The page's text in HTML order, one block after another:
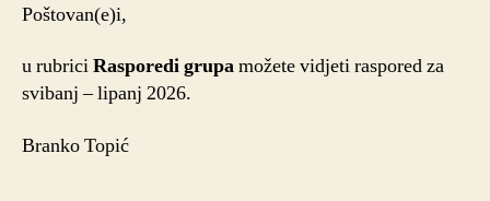
Poštovan(e)i,
u rubriciRasporedi grupamožete vidjeti raspored za
svibanj – lipanj 2026.
Branko Topić